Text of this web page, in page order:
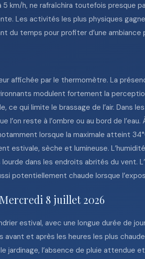
km/h, ne rafraîchira toutefois presque
Les activités les plus physiques
du temps pour profiter d’une
affichée par le thermomètre. La
modulent fortement la
ce qui limite le brassage de l’air. Dans
reste à l’ombre ou au bord de l’eau.
lorsque la maximale atteint
estivale, sèche et lumineuse.
dans les endroits abrités du vent.
potentiellement chaude lorsque
8 juillet 2026
estival, avec une longue durée de
et après les heures les plus
jardinage, l’absence de pluie attendue